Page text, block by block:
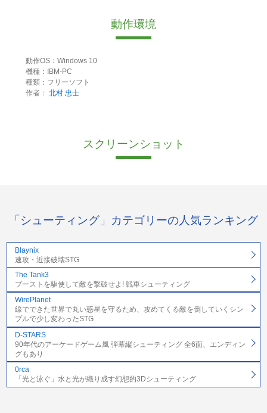
動作環境
動作OS：Windows 10
機種：IBM-PC
種類：フリーソフト
作者： 北村 忠士
スクリーンショット
「シューティング」カテゴリーの人気ランキング
Blaynix
速攻・近接破壊STG
The Tank3
ブーストを駆使して敵を撃破せよ! 戦車シューティング
WirePlanet
線でできた世界で丸い惑星を守るため、攻めてくる敵を倒していくシン
プルで少し変わったSTG
D-STARS
90年代のアーケードゲーム風 弾幕縦シューティング 全6面、エンディン
グもあり
0rca
「光と泳ぐ」水と光が織り成す幻想的3Dシューティング